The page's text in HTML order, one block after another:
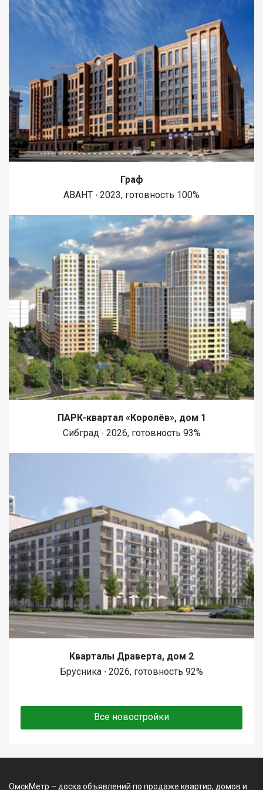
капиталом. Эксклюзивный договор
Граф
АВАНТ ∙ 2023, готовность 100%
ПАРК-квартал «Королёв», дом 1
Сибград ∙ 2026, готовность 93%
Кварталы Драверта, дом 2
Брусника ∙ 2026, готовность 92%
Все новостройки
ОмскМетр – доска объявлений по продаже квартир, домов и